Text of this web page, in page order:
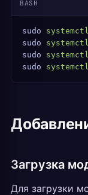
BASH
sudo systemctl
sudo systemctl
sudo systemctl
sudo systemctl
Загрузка
Для загрузки